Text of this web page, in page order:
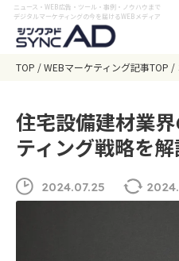
ニュース・WEB広告・ツール・事例・ノウハウまで
デジタルマーケティングの今を届けるWEBメディア
TOP WEBマーケティング記事TOP
住宅設備建材業
ティング戦略を
2024.07.25